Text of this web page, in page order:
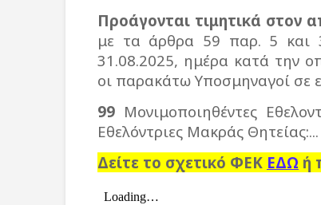
Προάγονται τιμητικά στον
με τα άρθρα 59 παρ. 5 και
31.08.2025, ημέρα κατά την
οι παρακάτω Υποσμηναγοί σε
99 Μονιμοποιηθέντες
Εθελόντριες Μακράς Θητείας:...
Δείτε το σχετικό ΦΕΚ ΕΔΩ ή